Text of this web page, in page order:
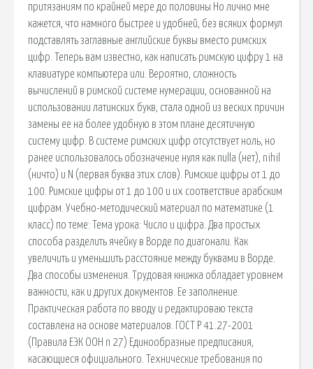
притязаниям по крайней мере до половины Но лично мне
кажется, что намного быстрее и удобней, без всяких формул
подставлять заглавные английские буквы вместо римских
цифр. Теперь вам известно, как написать римскую цифру 1 на
клавиатуре компьютера или. Вероятно, сложность
вычислений в римской системе нумерации, основанной на
использовании латинских букв, стала одной из веских причин
замены ее на более удобную в этом плане десятичную
систему цифр. В системе римских цифр отсутствует ноль, но
ранее использовалось обозначение нуля как nulla (нет), nihil
(ничто) и N (первая буква этих слов). Римские цифры от 1 до
100. Римские цифры от 1 до 100 и их соответствие арабским
цифрам. Учебно-методический материал по математике (1
класс) по теме: Тема урока: Число и цифра. Два простых
способа разделить ячейку в Ворде по диагонали. Как
увеличить и уменьшить расстояние между буквами в Ворде.
Два способы изменения. Трудовая книжка обладает уровнем
важности, как и других документов. Ее заполнение.
Практическая работа по вводу и редактироваю текста
составлена на основе материалов. ГОСТ Р 41.27-2001
(Правила ЕЭК ООН n 27) Единообразные предписания,
касающиеся официального. Технические требования по